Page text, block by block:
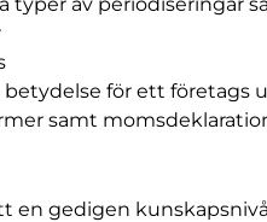
för ett företags
samt
en gedigen